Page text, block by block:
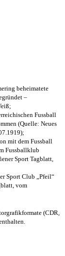
beheimatete
–
Fussball
(Quelle: Neues
mit dem Fussball
Fussballklub
Sport Tagblatt,
Sport Club „Pfeil“
vom
(CDR,